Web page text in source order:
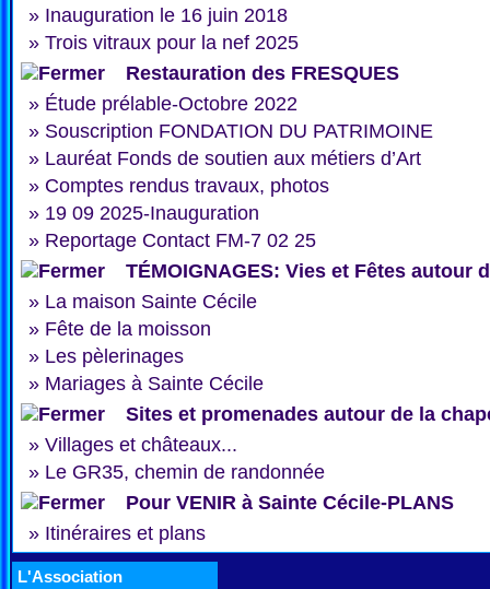
» Inauguration le 16 juin 2018
» Trois vitraux pour la nef 2025
Restauration des FRESQUES
» Étude prélable-Octobre 2022
» Souscription FONDATION DU PATRIMOINE
» Lauréat Fonds de soutien aux métiers d’Art
» Comptes rendus travaux, photos
» 19 09 2025-Inauguration
» Reportage Contact FM-7 02 25
TÉMOIGNAGES: Vies et Fêtes autour
» La maison Sainte Cécile
» Fête de la moisson
» Les pèlerinages
» Mariages à Sainte Cécile
Sites et promenades autour de la
» Villages et châteaux...
» Le GR35, chemin de randonnée
Pour VENIR à Sainte Cécile-PLANS
» Itinéraires et plans
L'Association